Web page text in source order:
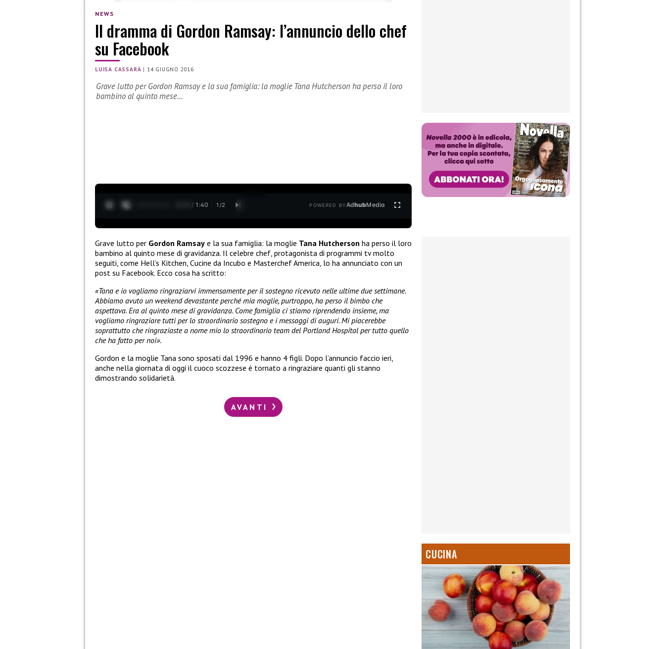
NEWS
Il dramma di Gordon Ramsay: l’annuncio dello chef
su Facebook
LUISA CASSARÀ | 14 GIUGNO 2016
Grave lutto per Gordon Ramsay e la sua famiglia: la moglie Tana Hutcherson ha perso il loro
bambino al quinto mese…
0:13 / 1:40 1 /2 POWERED BYAdhubMedia
Grave lutto per Gordon Ramsay e la sua famiglia: la moglie Tana Hutcherson ha perso il loro
bambino al quinto mese di gravidanza. Il celebre chef, protagonista di programmi tv molto
seguiti, come Hell’s Kitchen, Cucine da Incubo e Masterchef America, lo ha annunciato con un
post su Facebook. Ecco cosa ha scritto:
«Tana e io vogliamo ringraziarvi immensamente per il sostegno ricevuto nelle ultime due settimane.
Abbiamo avuto un weekend devastante perché mia moglie, purtroppo, ha perso il bimbo che
aspettava. Era al quinto mese di gravidanza. Come famiglia ci stiamo riprendendo insieme, ma
vogliamo ringraziare tutti per lo straordinario sostegno e i messaggi di auguri. Mi piacerebbe
soprattutto che ringraziaste a nome mio lo straordinario team del Portland Hospital per tutto quello
che ha fatto per noi».
Gordon e la moglie Tana sono sposati dal 1996 e hanno 4 figli. Dopo l’annuncio faccio ieri,
anche nella giornata di oggi il cuoco scozzese è tornato a ringraziare quanti gli stanno
dimostrando solidarietà.
AVANTI
CUCINA